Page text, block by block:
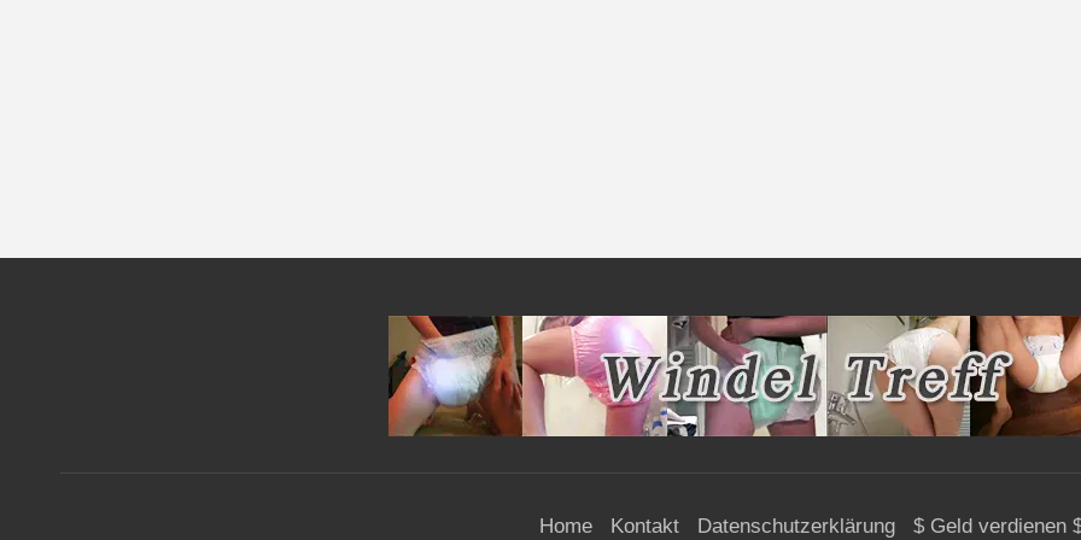
Home Kontakt Datenschutzerklärung $ Geld verdienen